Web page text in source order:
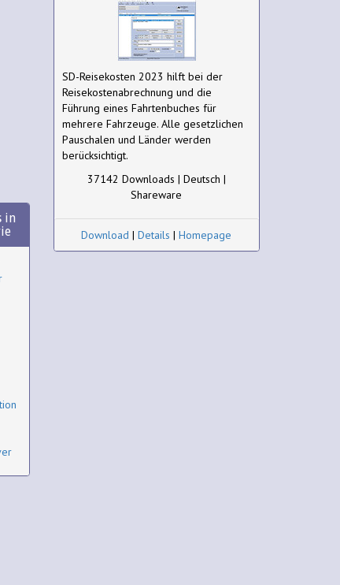
in
SD-Reisekosten 2023 hilft bei der
Reisekostenabrechnung und die
Führung eines Fahrtenbuches für
mehrere Fahrzeuge. Alle gesetzlichen
Pauschalen und Länder werden
berücksichtigt.
37142 Downloads | Deutsch |
Shareware
Download |Details |Homepage